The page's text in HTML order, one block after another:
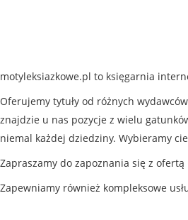
motyleksiazkowe.pl to księgarnia
Oferujemy tytuły od różnych
znajdzie u nas pozycje z wielu
niemal każdej dziedziny. Wybieramy
Zapraszamy do zapoznania się z
Zapewniamy również kompleksowe